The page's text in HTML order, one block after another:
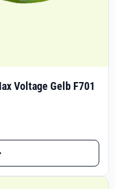
Voltage Gelb F701